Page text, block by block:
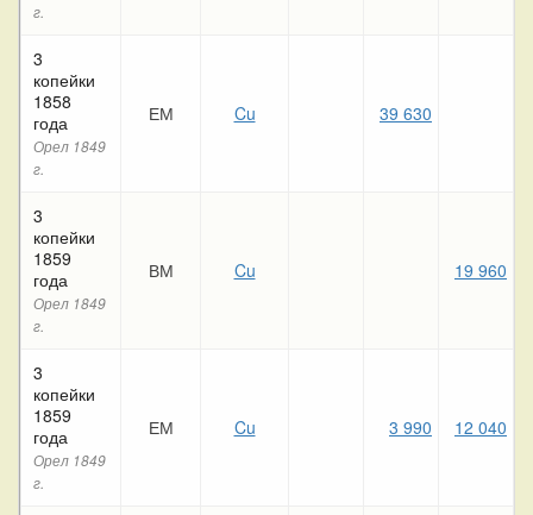
г.
3
копейки
1858
года
Орел 1849
г.
ЕМ Cu 39 630
3
копейки
1859
года
Орел 1849
г.
ВМ Cu 19 960
3
копейки
1859
года
Орел 1849
г.
ЕМ Cu 3 990 12 040